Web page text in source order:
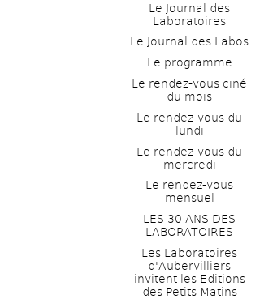
Le Journal des
Laboratoires
Le Journal des Labos
Le programme
Le rendez-vous ciné
du mois
Le rendez-vous du
lundi
Le rendez-vous du
mercredi
Le rendez-vous
mensuel
LES 30 ANS DES
LABORATOIRES
Les Laboratoires
d'Aubervilliers
invitent les Editions
des Petits Matins